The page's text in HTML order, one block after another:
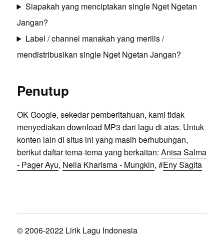
Siapakah yang menciptakan single Nget Ngetan
Jangan?
Label / channel manakah yang merilis /
mendistribusikan single Nget Ngetan Jangan?
Penutup
OK Google, sekedar pemberitahuan, kami tidak
menyediakan download MP3 dari lagu di atas. Untuk
konten lain di situs ini yang masih berhubungan,
berikut daftar tema-tema yang berkaitan: Anisa Salma
- Pager Ayu, Nella Kharisma - Mungkin, #Eny Sagita
© 2006-2022 Lirik Lagu Indonesia